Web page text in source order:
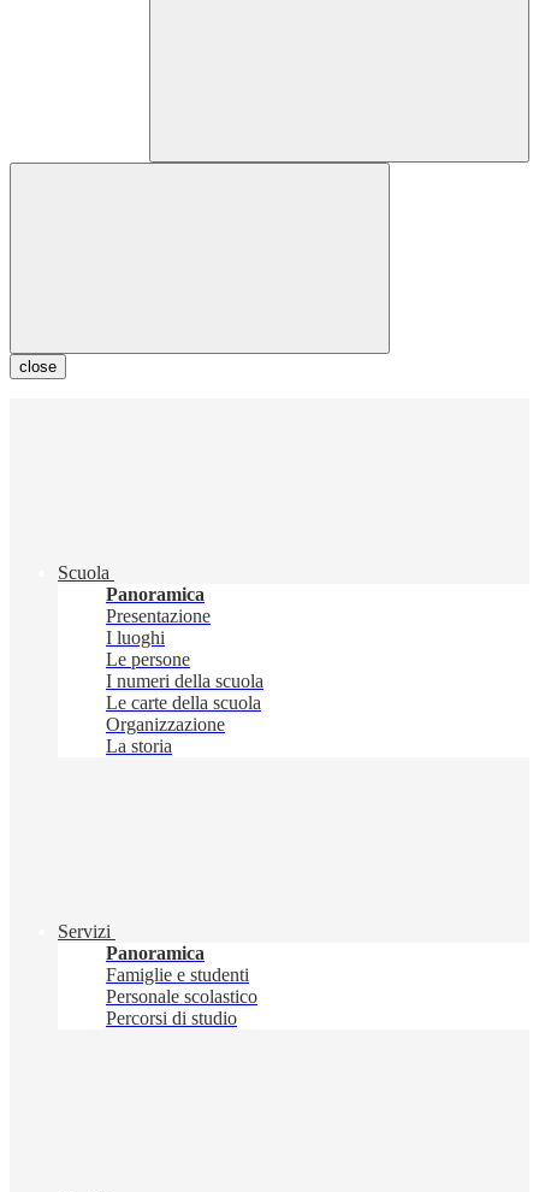
close
Scuola
Panoramica
Presentazione
I luoghi
Le persone
I numeri della scuola
Le carte della scuola
Organizzazione
La storia
Servizi
Panoramica
Famiglie e studenti
Personale scolastico
Percorsi di studio